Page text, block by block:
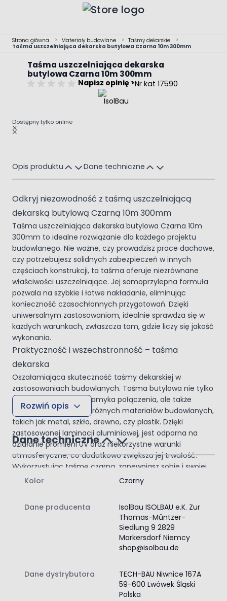
Strona główna > Materiały budowlane > Taśmy dekarskie
>
Taśma uszczelniająca dekarska butylowa Czarna 10m 300mm
Taśma uszczelniająca dekarska
butylowa Czarna 10m 300mm
Napisz opinię >Nr kat 17590
Dostępny tylko online
Main image
Click to view image in fullscreen
Opis produktu Dane techniczne
Odkryj niezawodność z taśmą uszczelniającą
dekarską butylową Czarną 10m 300mm
Taśma uszczelniająca dekarska butylowa Czarna 10m
300mm to idealne rozwiązanie dla każdego projektu
budowlanego. Nie ważne, czy prowadzisz prace dachowe,
czy potrzebujesz solidnych zabezpieczeń w innych
częściach konstrukcji, ta taśma oferuje niezrównane
właściwości uszczelniające. Jej samoprzylepna formuła
pozwala na szybkie i łatwe nakładanie, eliminując
konieczność czasochłonnych przygotowań. Dzięki
uniwersalnym zastosowaniom, idealnie sprawdza się w
każdych warunkach, zwłaszcza tam, gdzie liczy się jakość
wykonania.
Praktyczność i wszechstronność – taśma
dekarska
Oszałamiająca skuteczność taśmy dekarskiej w
zastosowaniach budowlanych. Taśma butylowa nie tylko
skutecznie, szczelnie zamyka połączenia, ale także
wspaniale przylega do różnych materiałów budowlanych,
takich jak metal, szkło, drewno, czy plastik. Dzięki
zastosowanej laminacji aluminiowej, jest odporna na
działanie promieni UV oraz niekorzystne warunki
atmosferyczne, co dodatkowo zwiększa jej trwałość.
Wykorzystując taśmę czarną, zapewniasz sobie i swojej
przestrzeni odporność na wodę oraz wilgoć, chroniąc
szczelin i pęknięć, stając się niezastąpionym narzędziem
Łatwość użycia z nowoczesną taśmą
użytkowania – wystarczy odpowiednio przygotować
powierzchnię i nałożyć ją bez dalszych skomplikowanych
działań. Dzięki ergonomicznemu projektowi, każda osoba,
Rozwiń opis
Dane techniczne
Kolor Czarny
Dane producenta
IsolBau ISOLBAU e.K. Zur
Thomas-Müntzer-
Siedlung 9 2829
Markersdorf Niemcy
shop@isolbau.de
Dane dystrybutora
TECH-BAU Niwnice 167A
59-600 Lwówek Śląski
Polska